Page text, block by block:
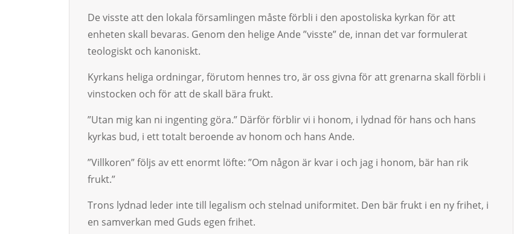
De visste att den lokala församlingen måste förbli i den aposto­liska kyrkan för att
enheten skall bevaras. Genom den helige An­de ”visste” de, innan det var formulerat
teologiskt och kanoniskt.
Kyrkans heliga ordningar, förutom hennes tro, är oss givna för att grenarna skall förbli i
vinstocken och för att de skall bära frukt.
”Utan mig kan ni ingenting göra.” Därför förblir vi i honom, i lyd­nad för hans och hans
kyrkas bud, i ett totalt beroende av honom och hans Ande.
”Villkoren” följs av ett enormt löfte: ”Om någon är kvar i och jag i ho­nom, bär han rik
frukt.”
Trons lydnad leder inte till le­galism och stelnad uniformitet. Den bär frukt i en ny frihet, i
en samverkan med Guds egen frihet.